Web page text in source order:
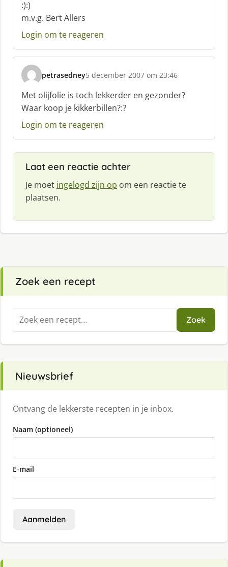
:):)
m.v.g. Bert Allers
Login om te reageren
petrasedney
s
c
h
r
e
:
5 december 2007 om 23:46
Met olijfolie is toch lekkerder en gezonder?
Waar koop je kikkerbillen?:?
Login om te reageren
Laat een reactie achter
Je moet ingelogd zijn op om een reactie te
plaatsen.
Zoek een recept
Zoeken
naar:
Zoek
Nieuwsbrief
Ontvang de lekkerste recepten in je inbox.
Naam (optioneel)
E-mail
Aanmelden